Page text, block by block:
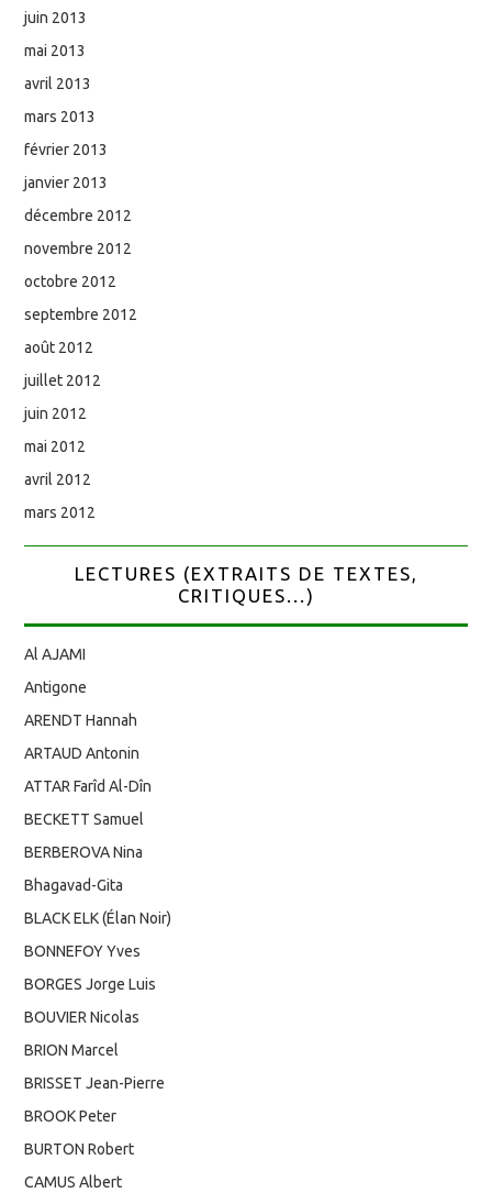
juin 2013
mai 2013
avril 2013
mars 2013
février 2013
janvier 2013
décembre 2012
novembre 2012
octobre 2012
septembre 2012
août 2012
juillet 2012
juin 2012
mai 2012
avril 2012
mars 2012
LECTURES (EXTRAITS DE TEXTES,
CRITIQUES...)
Al AJAMI
Antigone
ARENDT Hannah
ARTAUD Antonin
ATTAR Farîd Al-Dîn
BECKETT Samuel
BERBEROVA Nina
Bhagavad-Gita
BLACK ELK (Élan Noir)
BONNEFOY Yves
BORGES Jorge Luis
BOUVIER Nicolas
BRION Marcel
BRISSET Jean-Pierre
BROOK Peter
BURTON Robert
CAMUS Albert